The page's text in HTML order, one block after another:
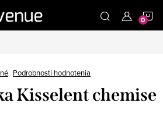
Podrobnosti hodnotenia
Kisselent chemise